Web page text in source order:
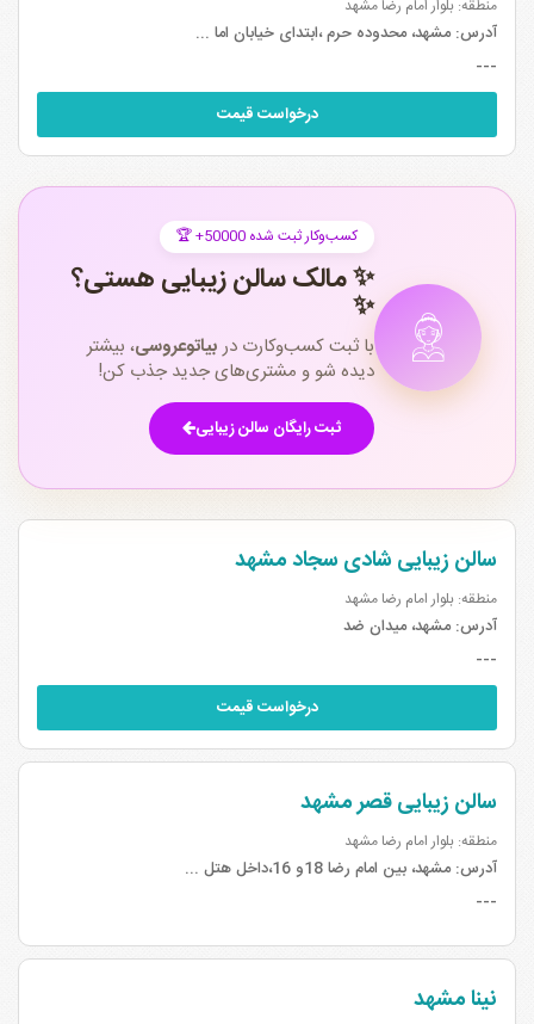
منطقه: بلوار امام رضا مشهد
آدرس:مشهد، محدوده حرم ،ابتدای خیابان اما ...
---
درخواست قیمت
🏆 +50000 کسب‌وکار ثبت شده
✨ مالک سالن زیبایی هستی؟
✨
با ثبت کسب‌وکارت در بیاتوعروسی، بیشتر
دیده شو و مشتری‌های جدید جذب کن!
ثبت رایگان سالن زیبایی
سالن زیبایی شادی سجاد مشهد
منطقه: بلوار امام رضا مشهد
آدرس:مشهد، میدان ضد
---
درخواست قیمت
سالن زیبایی قصر مشهد
منطقه: بلوار امام رضا مشهد
آدرس:مشهد، بین امام رضا 18و 16،داخل هتل ...
---
نینا مشهد